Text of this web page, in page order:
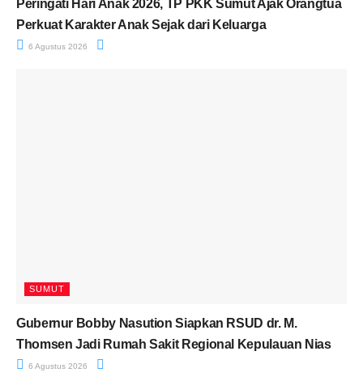
Peringati Hari Anak 2026, TP PKK Sumut Ajak Orangtua
Perkuat Karakter Anak Sejak dari Keluarga
6 Agustus 2026
SUMUT
Gubernur Bobby Nasution Siapkan RSUD dr. M.
Thomsen Jadi Rumah Sakit Regional Kepulauan Nias
6 Agustus 2026